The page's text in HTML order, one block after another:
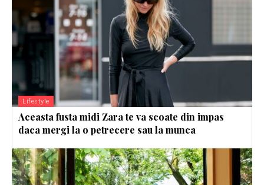
Lifestyle
Aceasta fusta midi Zara te va scoate din impas
daca mergi la o petrecere sau la munca